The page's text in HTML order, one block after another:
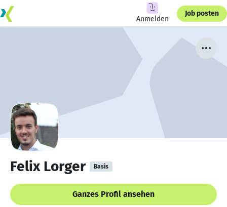
Anmelden
Job posten
Felix Lorger Basis
Ganzes Profil ansehen